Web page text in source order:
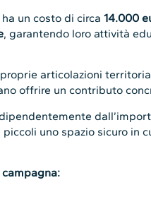
un costo di circa14.000
, garantendo loro attività
articolazioni
offrire un contributo
uno spazio sicuro in